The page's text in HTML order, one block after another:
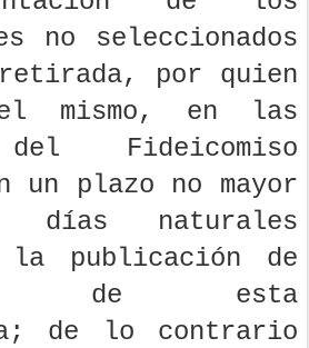
no seleccionados
por quien
mismo, en las
Fideicomiso
un plazo no mayor
naturales
la publicación de
de esta
de lo contrario